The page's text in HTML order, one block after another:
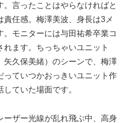
。言ったことはやらなければと
責任感。梅澤美波、身長は3メ
。モニターには与田祐希卒業コ
ます。ちっちゃいユニット
矢久保美緒）のシーンで、梅澤
っていつかおっきいユニット作
ていた場面です。
ーザー光線が乱れ飛ぶ中、高身